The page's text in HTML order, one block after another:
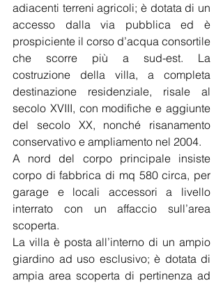
adiacenti terreni agricoli; è dotata di un
accesso dalla via pubblica ed è
prospiciente il corso d’acqua consortile
che scorre più a sud-est. La
costruzione della villa, a completa
destinazione residenziale, risale al
secolo XVIII, con modifiche e aggiunte
del secolo XX, nonché risanamento
conservativo e ampliamento nel 2004.
A nord del corpo principale insiste
corpo di fabbrica di mq 580 circa, per
garage e locali accessori a livello
interrato con un affaccio sull’area
scoperta.
La villa è posta all’interno di un ampio
giardino ad uso esclusivo; è dotata di
ampia area scoperta di pertinenza ad